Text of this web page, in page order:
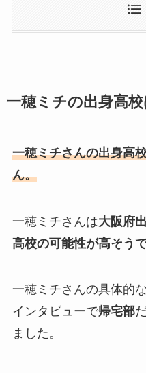
一穂ミチの出身高校
一穂ミチさんの出身高
ん。
一穂ミチさんは大阪府
高校の可能性が高そうで
一穂ミチさんの具体的
インタビューで帰宅部
ました。